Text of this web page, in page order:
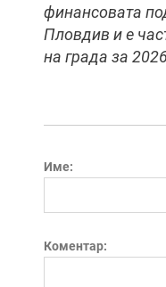
финансовата
Пловдив и е
на града за
Име:
Коментар: